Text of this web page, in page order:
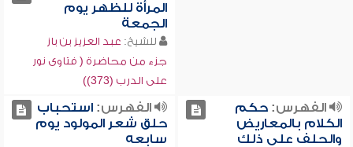
المرأة للظهر يوم
الجمعة
للشيخ: عبد العزيز بن باز
جزء من محاضرة ( فتاوى نور
على الدرب (373))
الفهرس:حكم
الكلام بالمعاريض
والحلف على ذلك
الفهرس:استحباب
حلق شعر المولود يوم
سابعه